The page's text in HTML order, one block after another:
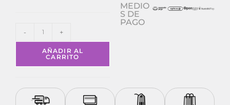
- +
AÑADIR AL
CARRITO
MEDIO
S DE
PAGO